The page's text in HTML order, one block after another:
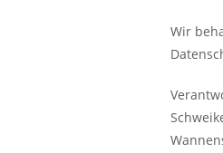
Wir